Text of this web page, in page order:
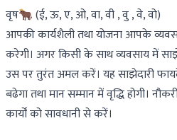
वृष🐂 (ई, ऊ, ए, ओ, वा, वी , वु , वे, वो)
आपकी कार्यशैली तथा योजना आपके
करेगी। अगर किसी के साथ व्यवसाय में
उस पर तुरंत अमल करें। यह साझेदारी
बढेगा तथा मान सम्मान में वृद्धि होगी।
कार्यों को सावधानी से करें।